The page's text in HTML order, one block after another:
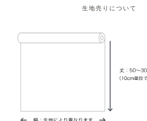
生地売りについて